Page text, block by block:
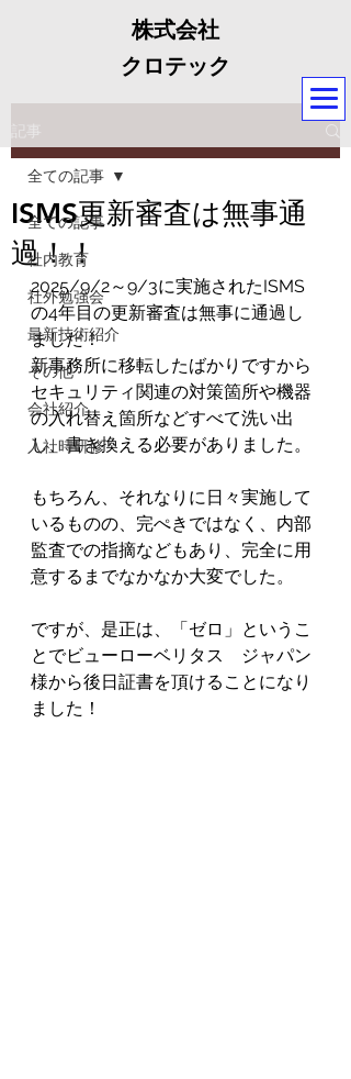
株式会社
クロテック
記事
全ての記事
社内教育
社外勉強会
最新技術紹介
その他
会社紹介
入社時研修
全ての記事
ISMS更新審査は無事通
過！！
2025/9/2～9/3に実施されたISMS
の4年目の更新審査は無事に通過し
ました！
新事務所に移転したばかりですから
セキュリティ関連の対策箇所や機器
の入れ替え箇所などすべて洗い出
し、書き換える必要がありました。
もちろん、それなりに日々実施して
いるものの、完ぺきではなく、内部
監査での指摘などもあり、完全に用
意するまでなかなか大変でした。
ですが、是正は、「ゼロ」というこ
とでビューローベリタス　ジャパン
様から後日証書を頂けることになり
ました！